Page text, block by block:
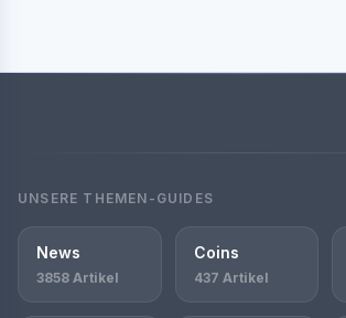
UNSERE THEMEN-GUIDES
News
3858 Artikel
Coins
437 Artikel